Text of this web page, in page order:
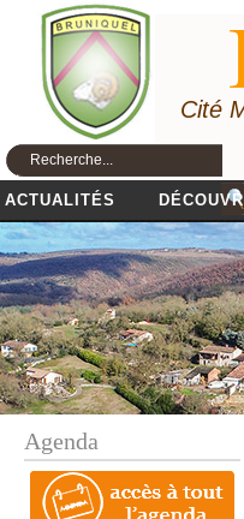
Cité
ACTUALITÉS
Agenda